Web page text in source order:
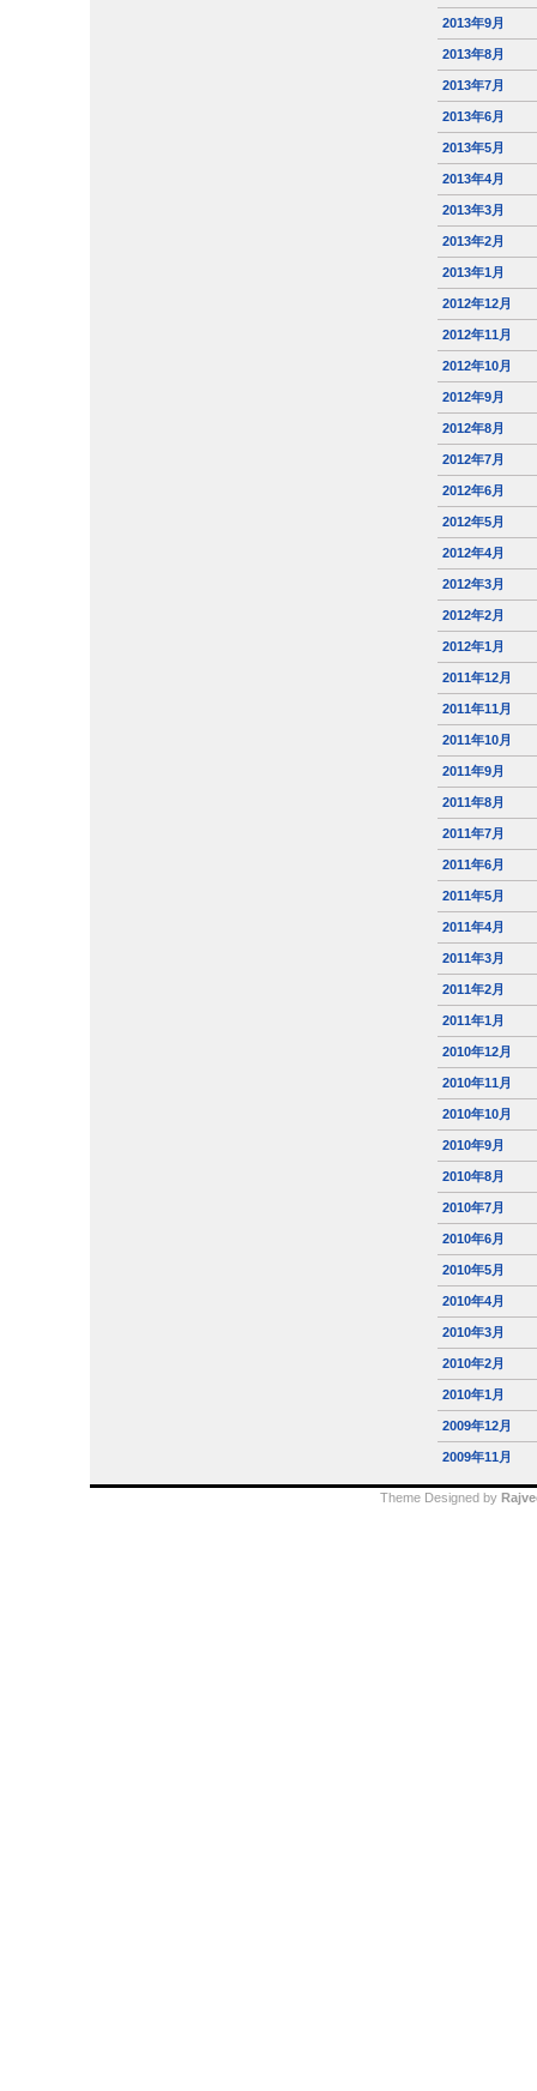
2013年9月
2013年8月
2013年7月
2013年6月
2013年5月
2013年4月
2013年3月
2013年2月
2013年1月
2012年12月
2012年11月
2012年10月
2012年9月
2012年8月
2012年7月
2012年6月
2012年5月
2012年4月
2012年3月
2012年2月
2012年1月
2011年12月
2011年11月
2011年10月
2011年9月
2011年8月
2011年7月
2011年6月
2011年5月
2011年4月
2011年3月
2011年2月
2011年1月
2010年12月
2010年11月
2010年10月
2010年9月
2010年8月
2010年7月
2010年6月
2010年5月
2010年4月
2010年3月
2010年2月
2010年1月
2009年12月
2009年11月
Theme Designed by